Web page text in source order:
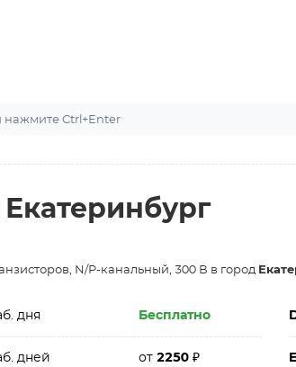
нажмите Ctrl+Enter
N/P-канальный, 300 В в город
дня Бесплатно
дней от2250₽